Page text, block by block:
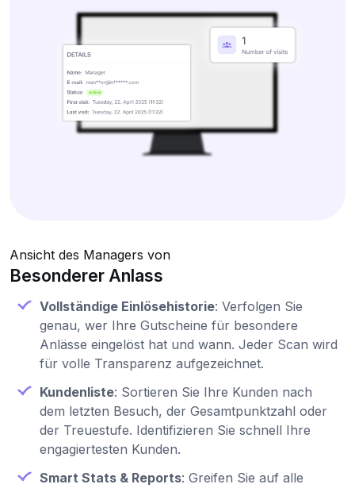
Ansicht des Managers von
Besonderer Anlass
Vollständige Einlösehistorie: Verfolgen Sie
genau, wer Ihre Gutscheine für besondere
Anlässe eingelöst hat und wann. Jeder Scan wird
für volle Transparenz aufgezeichnet.
Kundenliste: Sortieren Sie Ihre Kunden nach
dem letzten Besuch, der Gesamtpunktzahl oder
der Treuestufe. Identifizieren Sie schnell Ihre
engagiertesten Kunden.
Smart Stats & Reports: Greifen Sie auf alle